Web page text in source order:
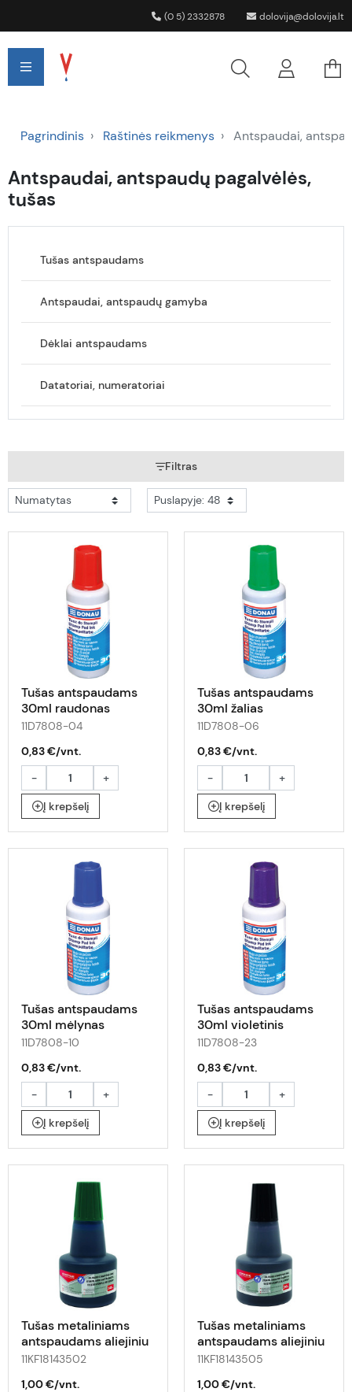
(0 5) 2332878 dolovija@dolovija.lt
Pagrindinis Raštinės reikmenys Antspaudai,
Antspaudai, antspaudų pagalvėlės,
tušas
Tušas antspaudams
Antspaudai, antspaudų gamyba
Dėklai antspaudams
Datatoriai, numeratoriai
Filtras
Tušas antspaudams
30ml raudonas
11D7808-04
0,83 €/vnt.
-
+
Į krepšelį
Tušas antspaudams
30ml žalias
11D7808-06
0,83 €/vnt.
-
+
Į krepšelį
Tušas antspaudams
30ml mėlynas
11D7808-10
0,83 €/vnt.
-
+
Į krepšelį
Tušas antspaudams
30ml violetinis
11D7808-23
0,83 €/vnt.
-
+
Į krepšelį
Tušas metaliniams
antspaudams aliejiniu
pagrindu 30ml žalias
11KF18143502
1,00 €/vnt.
Tušas metaliniams
antspaudams aliejiniu
pagrindu 30ml juodas
11KF18143505
1,00 €/vnt.